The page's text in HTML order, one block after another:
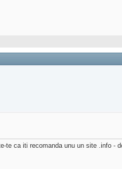
te ca iti recomanda unu un site .info -